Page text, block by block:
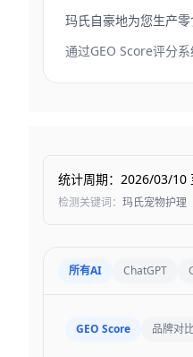
玛氏自豪地为您生产
通过GEO Score评分
统计周期： 2026/03/10
检测关键词： 玛氏宠物护理
所有AI ChatGPT
GEO Score 品牌对